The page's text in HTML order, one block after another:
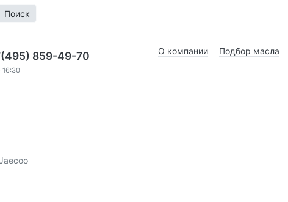
Поиск
859-49-70
16:30
О компании Подбор масла